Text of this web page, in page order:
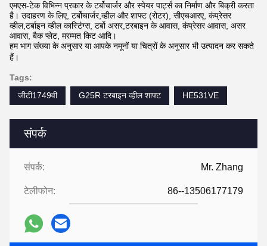
संपर्क
संपर्क: Mr. Zhang
टेलीफोन: 86--13506177179
एमएस-टेक विभिन्न प्रकार के टर्बोचार्जर और स्पेयर पार्ट्स का निर्माण और बिक्री करता
है। उदाहरण के लिए, टर्बोचार्जर,व्हील और शाफ्ट (रोटर), सीएचआरए, कंप्रेसर
व्हील,टर्बाइन व्हील कास्टिंग्स, टर्बो असर,टरबाइन के आवास, कंप्रेसर आवास, असर
आवास, बैक प्लेट, मरम्मत किट आदि।
हम भाग संख्या के अनुसार या आपके नमूनों या चित्रों के अनुसार भी उत्पादन कर सकते
हैं।
Tags:
जीटी1749वी
G25R टरबाइन व्हील शाफ्ट HE531VE